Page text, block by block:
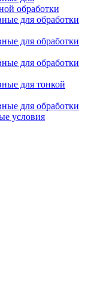
обработки
для обработки
для обработки
для обработки
для тонкой
для обработки
условия